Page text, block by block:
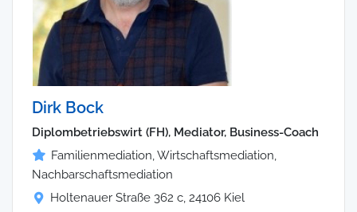
Dirk Bock
Diplombetriebswirt (FH), Mediator, Business-Coach
Familienmediation, Wirtschaftsmediation,
Nachbarschaftsmediation
Holtenauer Straße 362 c, 24106 Kiel